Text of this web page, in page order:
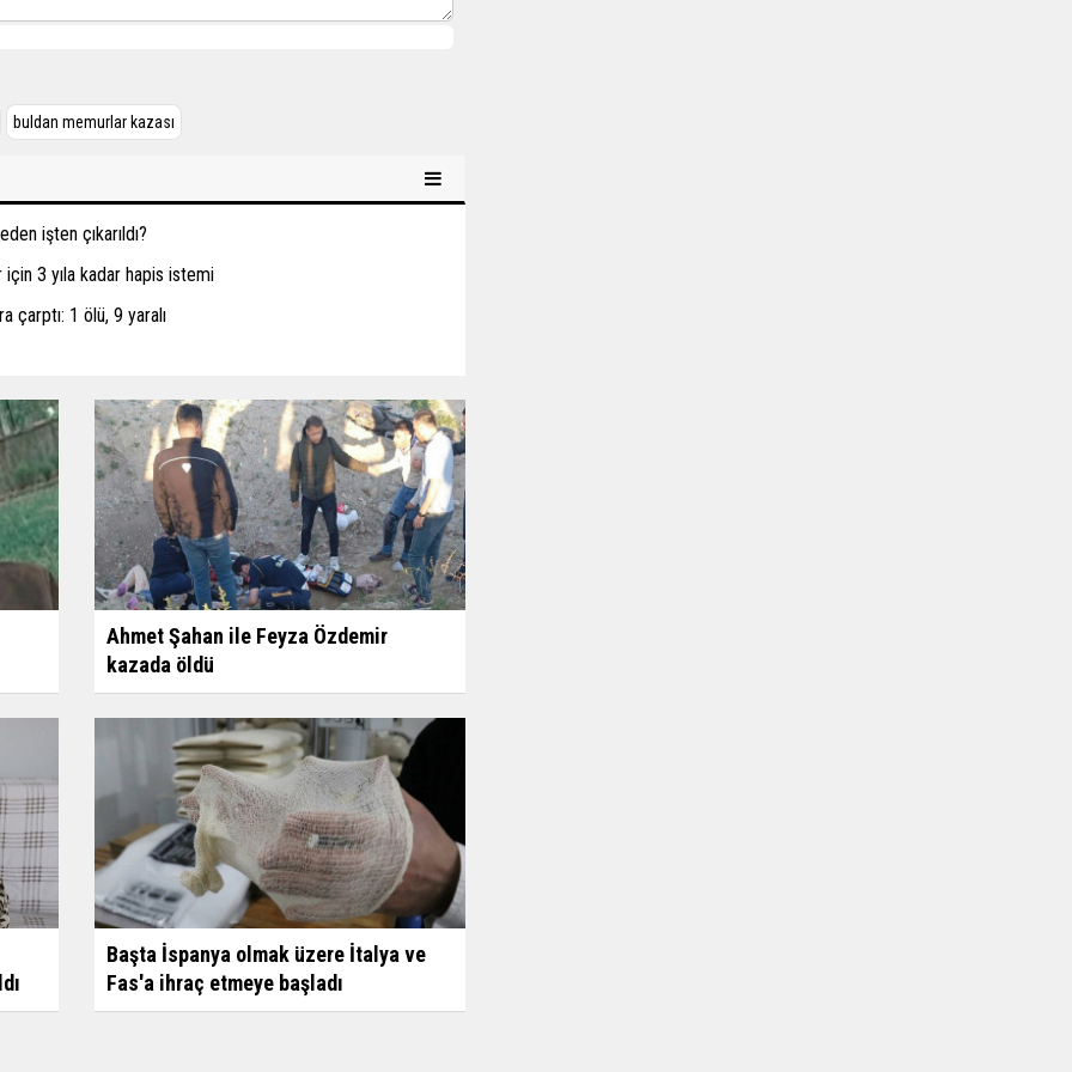
buldan memurlar kazası
işten çıkarıldı?
için 3 yıla kadar hapis istemi
çarptı: 1 ölü, 9 yaralı
Ahmet Şahan ile Feyza Özdemir
kazada öldü
Başta İspanya olmak üzere İtalya ve
Fas'a ihraç etmeye başladı